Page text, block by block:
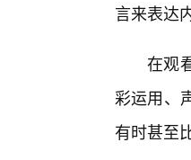
言来表达
在观
彩运用、
有时甚至